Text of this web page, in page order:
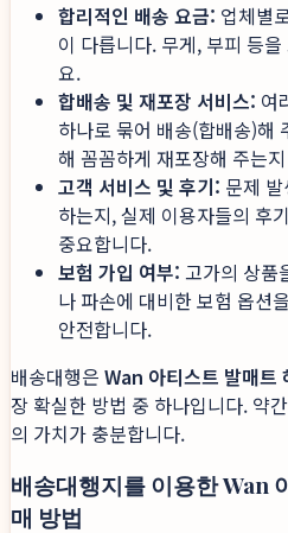
합리적인 배송 요금: 업체별
이 다릅니다. 무게, 부피 등
요.
합배송 및 재포장 서비스: 여
하나로 묶어 배송(합배송)해
해 꼼꼼하게 재포장해 주는
고객 서비스 및 후기: 문제
하는지, 실제 이용자들의 후
중요합니다.
보험 가입 여부: 고가의 상품
나 파손에 대비한 보험 옵션
안전합니다.
배송대행은 Wan 아티스트 발매트
장 확실한 방법 중 하나입니다. 약
의 가치가 충분합니다.
배송대행지를 이용한 Wan
매 방법